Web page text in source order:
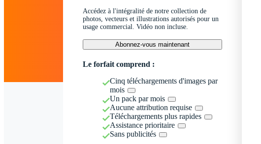
Accédez à l'intégralité de notre collection de
photos, vecteurs et illustrations autorisés pour un
usage commercial. Vidéo non incluse.
Abonnez-vous maintenant
Le forfait comprend :
Cinq téléchargements d'images par
mois
Un pack par mois
Aucune attribution requise
Téléchargements plus rapides
Assistance prioritaire
Sans publicités